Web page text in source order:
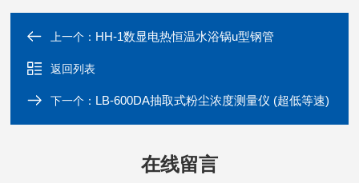
上一个： HH-1数显电热恒温水浴锅u型钢管
返回列表
下一个： LB-600DA抽取式粉尘浓度测量仪 (超低等速)
在线留言